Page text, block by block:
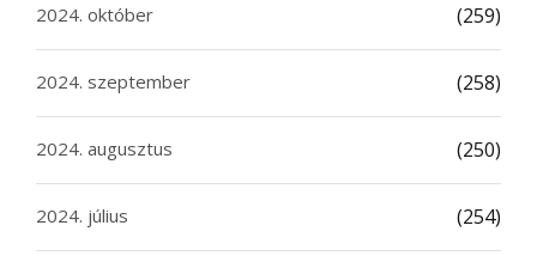
2024. október (259)
2024. szeptember (258)
2024. augusztus (250)
2024. július (254)